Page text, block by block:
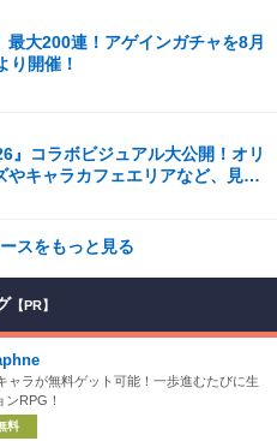
最大200連！アゲインガチャを8月
り開催！
』コラボビジュアル大公開！オリ
やキャラカフェエリアなど、見ど
スをもっと見る
【PR】
ャラが無料ゲット可能！一歩進むたびに生
RPG！
料